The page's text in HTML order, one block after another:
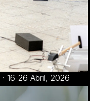
· 16-26 Abril, 2026